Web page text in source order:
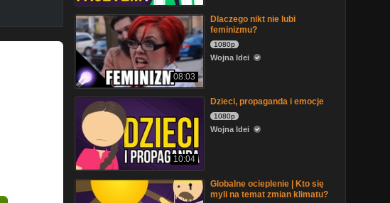
08:03
Dlaczego nikt nie lubi
feminizmu?
1080p
Wojna Idei
10:04
Dzieci, propaganda i emocje
1080p
Wojna Idei
Globalne ocieplenie | Kto się
myli na temat zmian klimatu?